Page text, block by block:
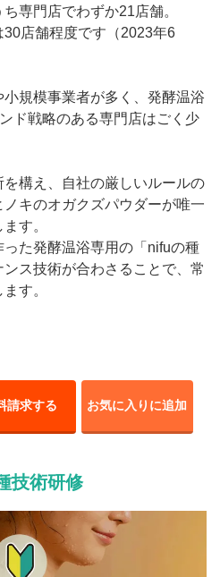
専門店でわずか21店舗。
店舗程度です（2023年6
規模事業者が多く、発酵温浴
ド戦略のある専門店はごく少
構え、自社の厳しいルールの
キのオガクズパウダーが唯一
す。
た発酵温浴専用の「nifuの種
ス技術が合わさることで、常
す。
請求する お気に入りに追加
技術研修